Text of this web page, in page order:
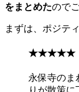
をまとめたので
まずは、ポジテ
★★★★★
永保寺のま